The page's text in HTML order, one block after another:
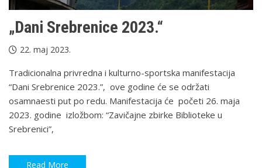
„Dani Srebrenice 2023.“
22. maj 2023.
Tradicionalna privredna i kulturno-sportska manifestacija
“Dani Srebrenice 2023.”, ove godine će se održati
osamnaesti put po redu. Manifestacija će početi 26. maja
2023. godine izložbom: “Zavičajne zbirke Biblioteke u
Srebrenici”,
Read More